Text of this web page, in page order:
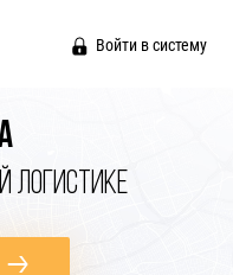
Войти в систему
ЛОГИСТИКЕ